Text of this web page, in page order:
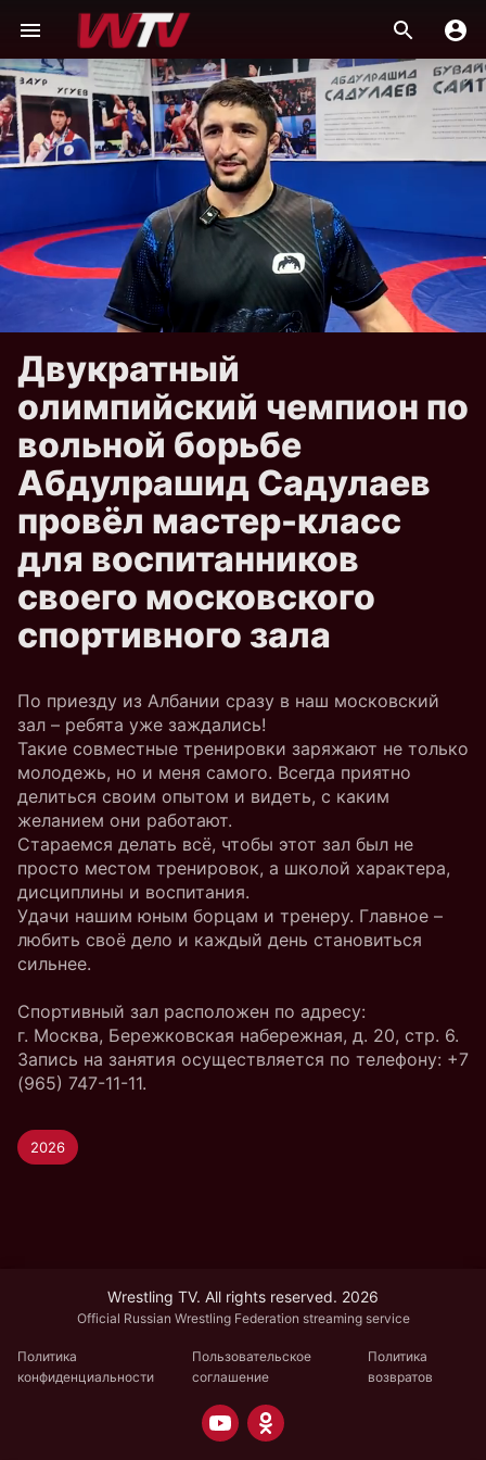
Двукратный
олимпийский чемпион по
вольной борьбе
Абдулрашид Садулаев
провёл мастер-класс
для воспитанников
своего московского
спортивного зала
По приезду из Албании сразу в наш московский
зал – ребята уже заждались!
Такие совместные тренировки заряжают не только
молодежь, но и меня самого. Всегда приятно
делиться своим опытом и видеть, с каким
желанием они работают.
Стараемся делать всё, чтобы этот зал был не
просто местом тренировок, а школой характера,
дисциплины и воспитания.
Удачи нашим юным борцам и тренеру. Главное –
любить своё дело и каждый день становиться
сильнее.
Спортивный зал расположен по адресу:
г. Москва, Бережковская набережная, д. 20, стр. 6.
Запись на занятия осуществляется по телефону: +7
(965) 747-11-11.
2026
Wrestling TV. All rights reserved. 2026
Official Russian Wrestling Federation streaming service
Политика
конфиденциальности
Пользовательское
соглашение
Политика
возвратов